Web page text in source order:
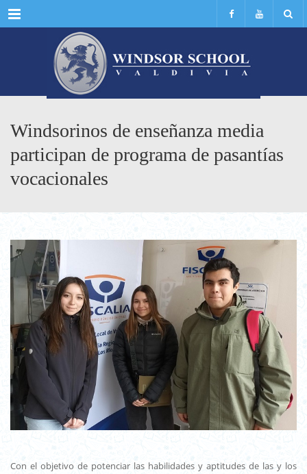
Menu
Windsorinos de enseñanza media
participan de programa de pasantías
vocacionales
Con el objetivo de potenciar las habilidades y aptitudes de las y los